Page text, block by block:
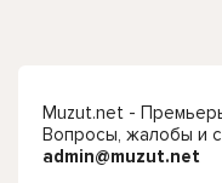
Muzut.net -
Вопросы, жалобы и
admin@muzut.net